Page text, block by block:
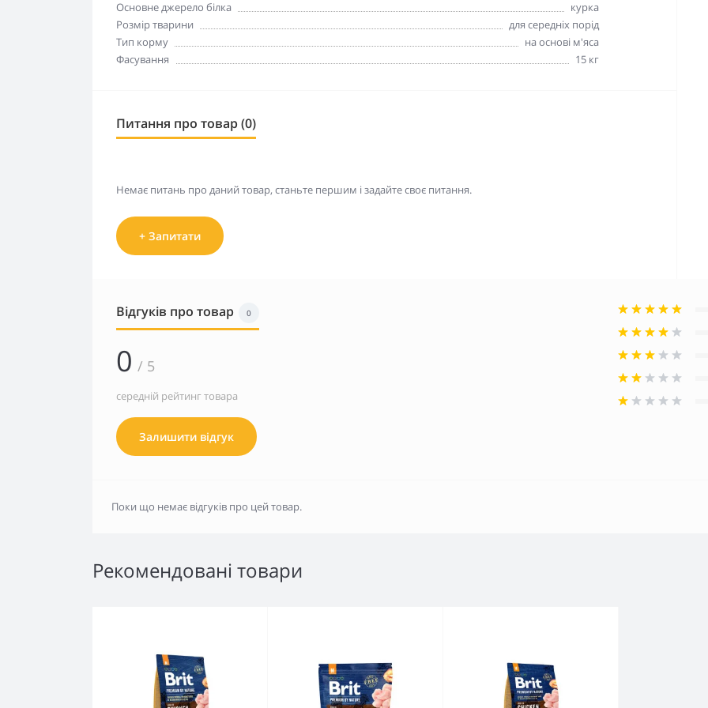
Основне джерело білка
курка
Розмір тварини
для середніх порід
Тип корму
на основі м'яса
Фасування
15 кг
Питання про товар (0)
Немає питань про даний товар, станьте першим і задайте своє питання.
+ Запитати
Відгуків про товар 0
0 / 5
середній рейтинг товара
Залишити відгук
Поки що немає відгуків про цей товар.
Рекомендовані товари